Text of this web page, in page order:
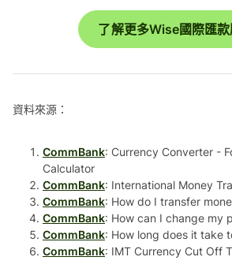
了解更多Wise國際匯
資料來源：
CommBank: Currency Converter -
Calculator
CommBank: International Money
CommBank: How do I transfer
CommBank: How can I change my
CommBank: How long does it take
CommBank: IMT Currency Cut Off